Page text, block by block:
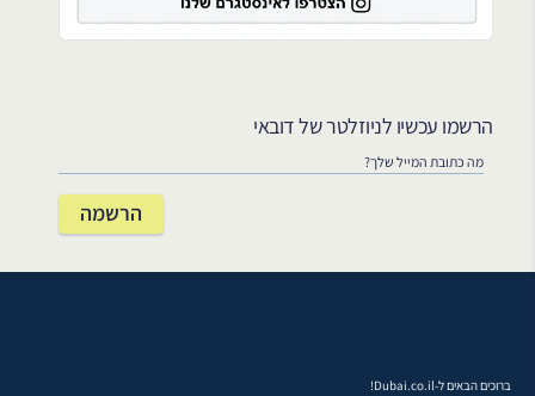
הרשמו עכשיו לניוזלטר של דובאי
ברוכים הבאים ל-Dubai.co.il!